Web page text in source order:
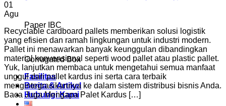
Paper IBC
Corrugated Box
Fasilitas
Berita & Artikel
Hubungi Kami
01
Agu
Recyclable cardboard pallets memberikan solusi logistik
yang efisien dan ramah lingkungan untuk industri modern.
Pallet ini menawarkan banyak keunggulan dibandingkan
material konvensional seperti wood pallet atau plastic pallet.
Yuk, lanjutkan membaca untuk mengetahui semua manfaat
unggul dari pallet kardus ini serta cara terbaik
mengintegrasikannya ke dalam sistem distribusi bisnis Anda.
Baca Juga Mengapa Palet Kardus […]